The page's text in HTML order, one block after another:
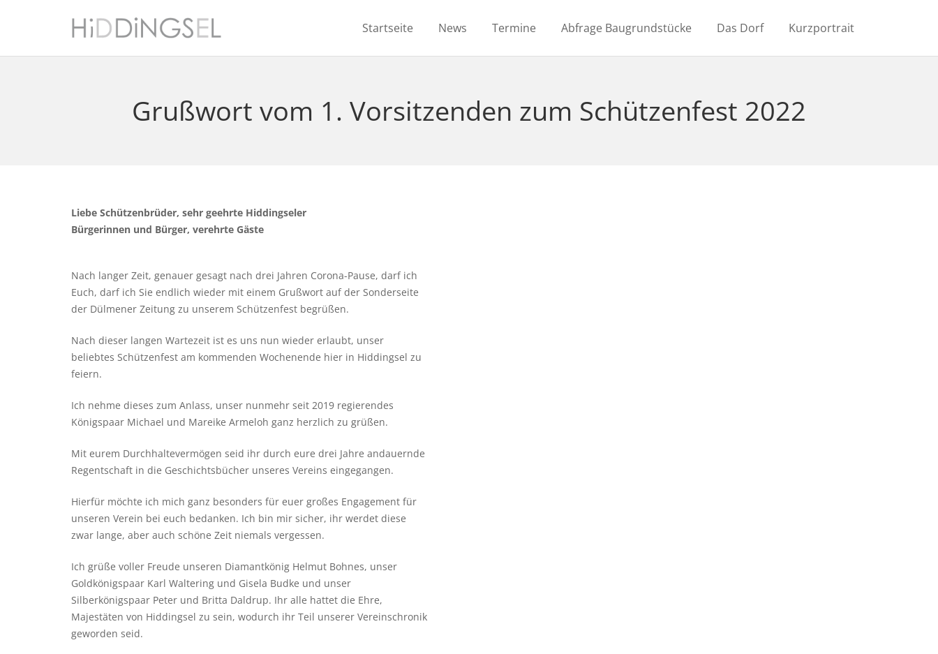
Startseite News Termine Abfrage Baugrundstücke Das Dorf Kurzportrait
Grußwort vom 1. Vorsitzenden zum Schützenfest 2022
Liebe Schützenbrüder, sehr geehrte Hiddingseler
Bürgerinnen und Bürger, verehrte Gäste
Nach langer Zeit, genauer gesagt nach drei Jahren Corona-Pause, darf ich
Euch, darf ich Sie endlich wieder mit einem Grußwort auf der Sonderseite
der Dülmener Zeitung zu unserem Schützenfest begrüßen.
Nach dieser langen Wartezeit ist es uns nun wieder erlaubt, unser
beliebtes Schützenfest am kommenden Wochenende hier in Hiddingsel zu
feiern.
Ich nehme dieses zum Anlass, unser nunmehr seit 2019 regierendes
Königspaar Michael und Mareike Armeloh ganz herzlich zu grüßen.
Mit eurem Durchhaltevermögen seid ihr durch eure drei Jahre andauernde
Regentschaft in die Geschichtsbücher unseres Vereins eingegangen.
Hierfür möchte ich mich ganz besonders für euer großes Engagement für
unseren Verein bei euch bedanken. Ich bin mir sicher, ihr werdet diese
zwar lange, aber auch schöne Zeit niemals vergessen.
Ich grüße voller Freude unseren Diamantkönig Helmut Bohnes, unser
Goldkönigspaar Karl Waltering und Gisela Budke und unser
Silberkönigspaar Peter und Britta Daldrup. Ihr alle hattet die Ehre,
Majestäten von Hiddingsel zu sein, wodurch ihr Teil unserer Vereinschronik
geworden seid.